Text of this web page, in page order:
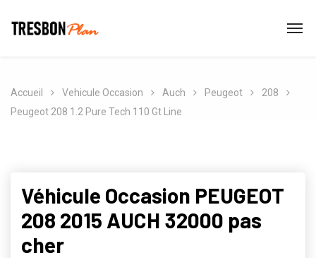
Accueil Vehicule Occasion Auch Peugeot
208
Peugeot 208 1.2 Pure Tech 110 Gt Line
Véhicule Occasion PEUGEOT
208 2015 AUCH 32000 pas
cher